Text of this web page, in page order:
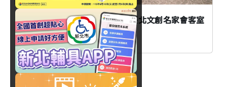
AI時代創作者如何不被取代？臺北文創名家會客室
談From AI to I
生活